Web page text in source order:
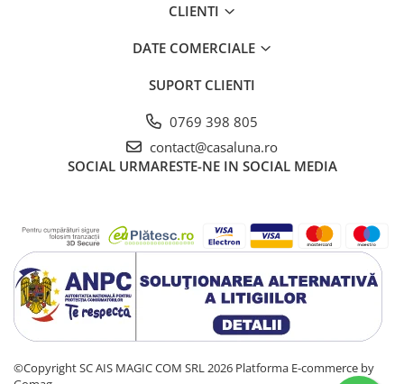
CLIENTI
DATE COMERCIALE
SUPORT CLIENTI
0769 398 805
contact@casaluna.ro
SOCIAL URMARESTE-NE IN SOCIAL MEDIA
©Copyright SC AIS MAGIC COM SRL 2026 Platforma E-commerce by